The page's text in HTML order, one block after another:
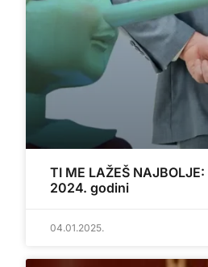
TI ME LAŽEŠ
2024. godini
04.01.2025.